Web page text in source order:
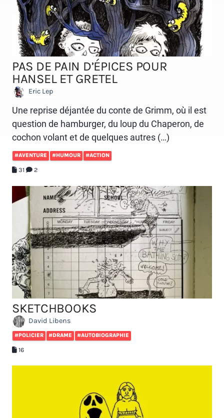
PAS DE PAIN D’ÉPICES POUR
HANSEL ET GRETEL
Eric Lep
Une reprise déjantée du conte de Grimm, où il est
question de hamburger, du loup du Chaperon, de
cochon volant et de quelques autres (…)
#AVENTURE #HUMOUR #ACTION
31 2
SKETCHBOOKS
David Libens
#POLICIER #DRAME #AUTOBIOGRAPHIE
16